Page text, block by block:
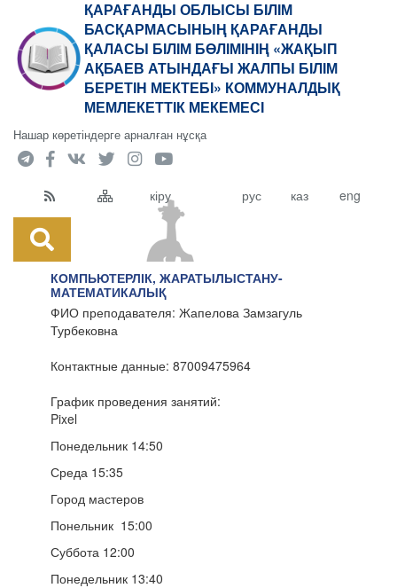
ҚАРАҒАНДЫ ОБЛЫСЫ БІЛІМ
БАСҚАРМАСЫНЫҢ ҚАРАҒАНДЫ
ҚАЛАСЫ БІЛІМ БӨЛІМІНІҢ «ЖАҚЫП
АҚБАЕВ АТЫНДАҒЫ ЖАЛПЫ БІЛІМ
БЕРЕТІН МЕКТЕБІ» КОММУНАЛДЫҚ
МЕМЛЕКЕТТІК МЕКЕМЕСІ
Нашар көретіндерге арналған нұсқа
кіру рус каз eng
КОМПЬЮТЕРЛІК, ЖАРАТЫЛЫСТАНУ-
МАТЕМАТИКАЛЫҚ
ФИО преподавателя: Жапелова Замзагуль
Турбековна
Контактные данные: 87009475964
График проведения занятий:
Pixel
Понедельник 14:50
Среда 15:35
Город мастеров
Понельник 15:00
Суббота 12:00
Понедельник 13:40